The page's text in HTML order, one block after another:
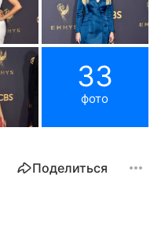
33
фото
Поделиться